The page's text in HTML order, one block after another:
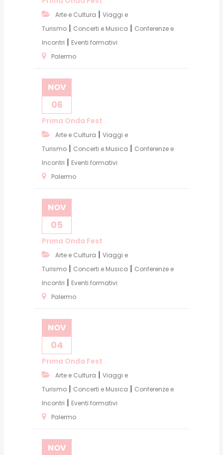
Arte e Cultura | Viaggi e
Turismo | Concerti e Musica | Conferenze e
Incontri | Eventi formativi
Palermo
NOV
06
Prima Onda Fest
Arte e Cultura | Viaggi e
Turismo | Concerti e Musica | Conferenze e
Incontri | Eventi formativi
Palermo
NOV
05
Prima Onda Fest
Arte e Cultura | Viaggi e
Turismo | Concerti e Musica | Conferenze e
Incontri | Eventi formativi
Palermo
NOV
04
Prima Onda Fest
Arte e Cultura | Viaggi e
Turismo | Concerti e Musica | Conferenze e
Incontri | Eventi formativi
Palermo
NOV